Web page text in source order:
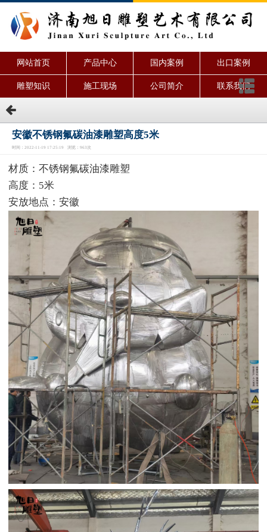
网站首页 产品中心 国内案例 出口案例
雕塑知识 施工现场 公司简介 联系我们
安徽不锈钢氟碳油漆雕塑高度5米
时间：2022-11-19 17:25:19 浏览：963次
材质：不锈钢氟碳油漆雕塑
高度：5米
安放地点：安徽